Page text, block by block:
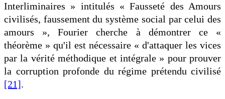
Interliminaires » intitulés « Fausseté des Amours
civilisés, faussement du système social par celui des
amours », Fourier cherche à démontrer ce «
théorème » qu'il est nécessaire « d'attaquer les vices
par la vérité méthodique et intégrale » pour prouver
la corruption profonde du régime prétendu civilisé
[21].